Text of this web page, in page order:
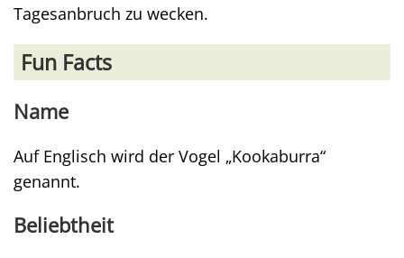
Tagesanbruch zu wecken.
Fun Facts
Name
Auf Englisch wird der Vogel „Kookaburra“
genannt.
Beliebtheit